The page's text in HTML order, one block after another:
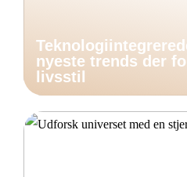
nyeste trends der
livsstil